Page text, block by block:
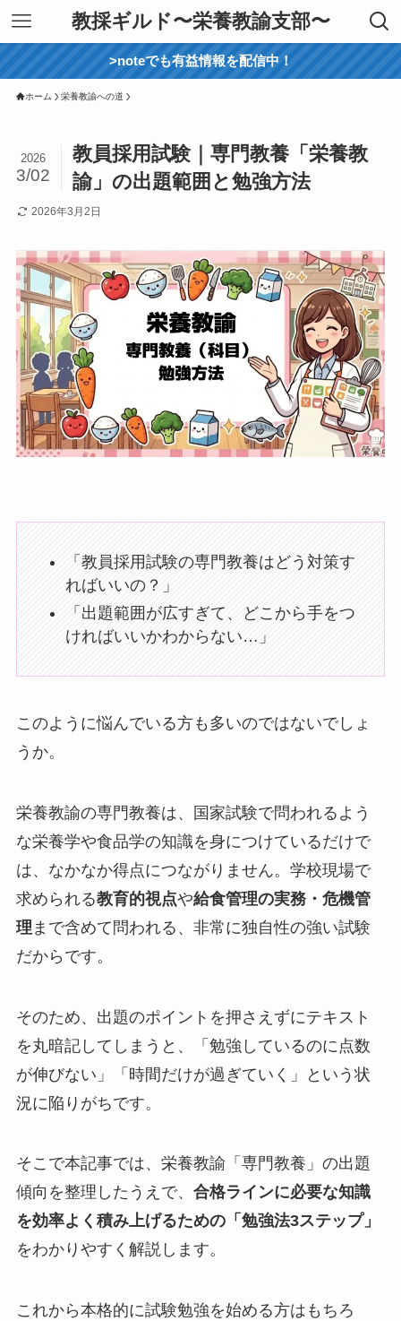
教採ギルド〜栄養教諭支部〜
>noteでも有益情報を配信中！
ホーム 栄養教諭への道
教員採用試験｜専門教養「栄養教
諭」の出題範囲と勉強方法
2026
3/02
2026年3月2日
「教員採用試験の専門教養はどう対策す
ればいいの？」
「出題範囲が広すぎて、どこから手をつ
ければいいかわからない…」
このように悩んでいる方も多いのではないでしょ
うか。
栄養教諭の専門教養は、国家試験で問われるよう
な栄養学や食品学の知識を身につけているだけで
は、なかなか得点につながりません。学校現場で
求められる教育的視点や給食管理の実務・危機管
理 まで含めて問われる、非常に独自性の強い試験
だからです。
そのため、出題のポイントを押さえずにテキスト
を丸暗記してしまうと、「勉強しているのに点数
が伸びない」「時間だけが過ぎていく」という状
況に陥りがちです。
そこで本記事では、栄養教諭「専門教養」の出題
傾向を整理したうえで、 合格ラインに必要な知識
を効率よく積み上げるための「勉強法3ステップ」
をわかりやすく解説します。
これから本格的に試験勉強を始める方はもちろ